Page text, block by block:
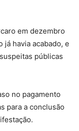
em dezembro
já havia acabado, e
públicas
no pagamento
para a conclusão